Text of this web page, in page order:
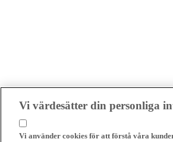
Vi värdesätter din personliga
Vi använder cookies för att förstå våra